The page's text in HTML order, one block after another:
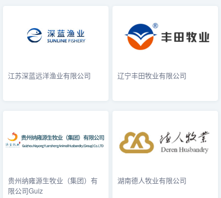
江苏深蓝远洋渔业有限公司 辽宁丰田牧业有限公司
贵州纳雍源生牧业（集团）有
限公司Guiz
湖南德人牧业有限公司